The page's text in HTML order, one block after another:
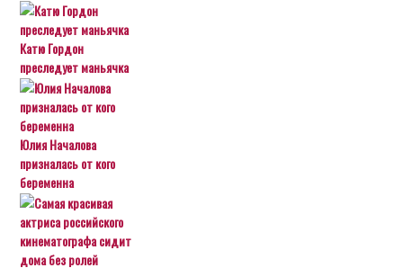
Катю Гордон
преследует маньячка
Юлия Началова
призналась от кого
беременна